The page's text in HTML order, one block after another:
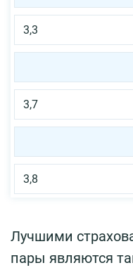
3,3
3,7
3,8
Лучшими
пары являются